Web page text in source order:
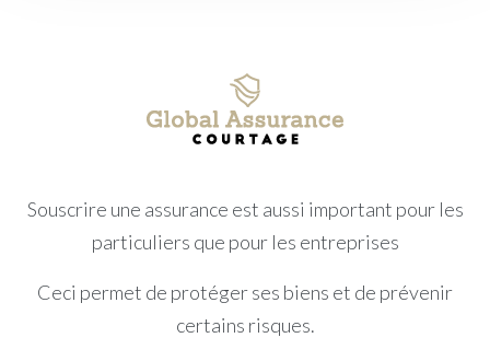
Souscrire une assurance est aussi important pour les
particuliers que pour les entreprises
Ceci permet de protéger ses biens et de prévenir
certains risques.